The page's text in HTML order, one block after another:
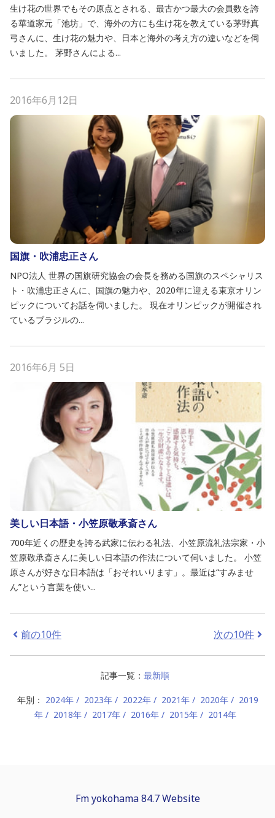
生け花の世界でもその原点とされる、最古かつ最大の会員数を誇
る華道家元「池坊」で、海外の方にも生け花を教えている茅野真
弓さんに、生け花の魅力や、日本と海外の考え方の違いなどを伺
いました。 茅野さんによる...
2016年6月12日
国旗・吹浦忠正さん
NPO法人 世界の国旗研究協会の会長を務める国旗のスペシャリス
ト・吹浦忠正さんに、国旗の魅力や、2020年に迎える東京オリン
ピックについてお話を伺いました。 現在オリンピックが開催され
ているブラジルの...
2016年6月 5日
美しい日本語・小笠原敬承斎さん
700年近くの歴史を誇る武家に伝わる礼法、小笠原流礼法宗家・小
笠原敬承斎さんに美しい日本語の作法について伺いました。 小笠
原さんが好きな日本語は「おそれいります」。最近は“すみませ
ん”という言葉を使い...
前の10件 次の10件
記事一覧： 最新順
年別： 2024年 2023年 2022年 2021年 2020年
2019
年
2018年 2017年 2016年 2015年 2014年
Fm yokohama 84.7 Website